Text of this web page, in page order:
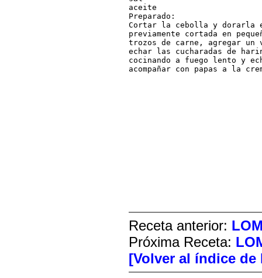
aceite
Preparado:
Cortar la cebolla y dorarla
previamente cortada en
trozos de carne, agregar
echar las cucharadas de
cocinando a fuego lento y
acompañar con papas a la
Receta anterior:
Próxima Receta:
[Volver al índice de